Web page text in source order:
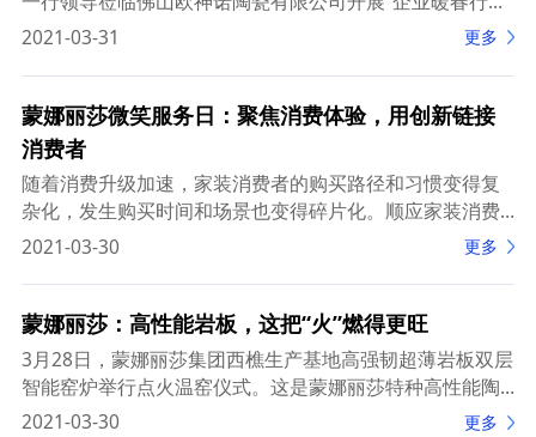
调研活动。欧神诺陶瓷财务管理中心总监吴答来、法务部
2021-03-31 更多
蒙娜丽莎微笑服务日：聚焦消费体验，用创新链接
消费者
随着消费升级加速，家装消费者的购买路径和习惯变得复
杂化，发生购买时间和场景也变得碎片化。顺应家装消费
者多元化、多样化和个性化的消费需求，催生了不少新场
2021-03-30 更多
蒙娜丽莎：高性能岩板，这把“火”燃得更旺
3月28日，蒙娜丽莎集团西樵生产基地高强韧超薄岩板双层
智能窑炉举行点火温窑仪式。这是蒙娜丽莎特种高性能陶
瓷板材项目的第三条生产线。温窑结束后，该生产线将进
2021-03-30 更多